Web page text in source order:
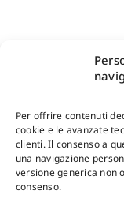
Per offrire contenuti
cookie e le avanzate
clienti. Il consenso a
una navigazione
versione generica non
consenso.
Shop Gangemi